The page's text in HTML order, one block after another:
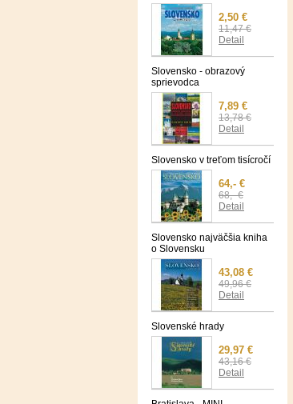
2,50 €
11,47 €
Detail
Slovensko - obrazový
sprievodca
7,89 €
13,78 €
Detail
Slovensko v treťom tisícročí
64,- €
68,- €
Detail
Slovensko najväčšia kniha
o Slovensku
43,08 €
49,96 €
Detail
Slovenské hrady
29,97 €
43,16 €
Detail